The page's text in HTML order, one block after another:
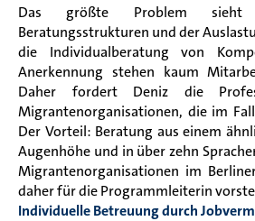
Das größte Problem
Beratungsstrukturen und der
die Individualberatung von
Anerkennung stehen kaum
Daher fordert Deniz die
Migrantenorganisationen, die im
Der Vorteil: Beratung aus einem
Augenhöhe und in über zehn
Migrantenorganisationen im
daher für die Programmleiterin
Individuelle Betreuung durch